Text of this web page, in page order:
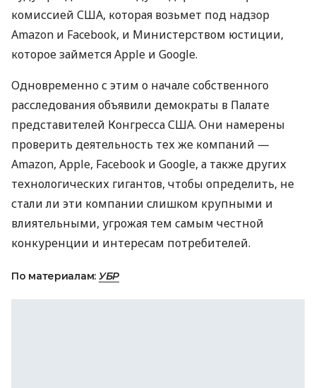
комиссией США, которая возьмет под надзор
Amazon и Facebook, и Министерством юстиции,
которое займется Apple и Google.
Одновременно с этим о начале собственного
расследования объявили демократы в Палате
представителей КонгрессаСША. Они намерены
проверить деятельность тех же компаний —
Amazon, Apple, Facebook и Google, а также других
технологических гигантов, чтобы определить, не
стали ли эти компании слишком крупными и
влиятельными, угрожая тем самым честной
конкуренции и интересам потребителей.
По материалам: УБР